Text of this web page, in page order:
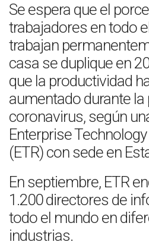
Se espera que el
trabajadores en todo
trabajan
casa se duplique en
que la productividad
aumentado durante
coronavirus, según
Enterprise
(ETR) con sede en
En septiembre, ETR
1.200 directores de
todo el mundo en
industrias.